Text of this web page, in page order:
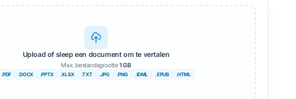
Upload of sleep een document om te vertalen
Max. bestandsgrootte1 GB
.PDF .DOCX .PPTX .XLSX .TXT .JPG .PNG .IDML . EPUB .HTML